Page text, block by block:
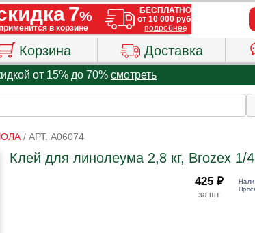
Корзина Доставка
от 15% до 70% смотреть
/ АРТ. A06074
Клей для линолеума 2,8 кг, Brozex 1/4
425 ₽